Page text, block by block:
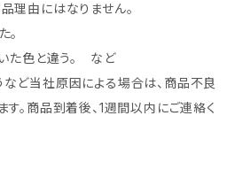
理由にはなりません。
。
た色と違う。 など
ど当社原因による場合は、商品不良
す。商品到着後、1週間以内にご連絡く